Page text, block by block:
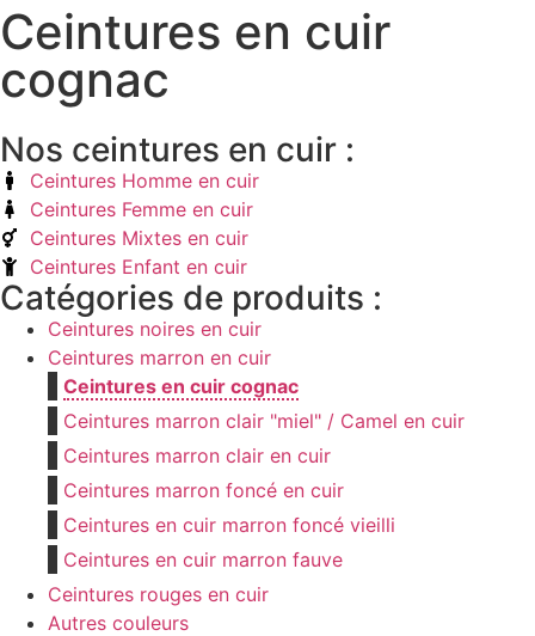
Ceintures en cuir
cognac
Nos ceintures en cuir :
Ceintures Homme en cuir
Ceintures Femme en cuir
Ceintures Mixtes en cuir
Ceintures Enfant en cuir
Catégories de produits :
Ceintures noires en cuir
Ceintures marron en cuir
Ceintures en cuir cognac
Ceintures marron clair "miel" / Camel en cuir
Ceintures marron clair en cuir
Ceintures marron foncé en cuir
Ceintures en cuir marron foncé vieilli
Ceintures en cuir marron fauve
Ceintures rouges en cuir
Autres couleurs